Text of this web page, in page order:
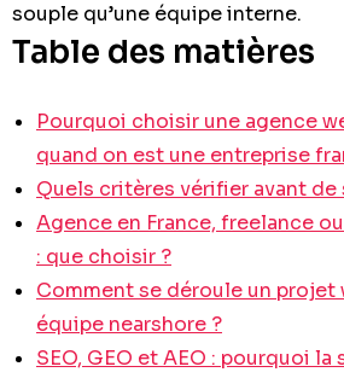
souple qu’une équipe interne.
Table des matières
Pourquoi choisir une agence
quand on est une entreprise
Quels critères vérifier avant de
Agence en France, freelance
: que choisir ?
Comment se déroule un projet
équipe nearshore ?
SEO, GEO et AEO : pourquoi